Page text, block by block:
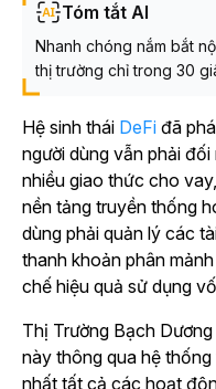
Tóm tắt AI
Nhanh chóng nắm bắt
thị trường chỉ trong 30
Hệ sinh thái DeFi đã
người dùng vẫn phải
nhiều giao thức cho
nền tảng truyền thống
dùng phải quản lý các
thanh khoản phân
chế hiệu quả sử dụng
Thị Trường Bạch
này thông qua hệ
nhất tất cả các hoạt